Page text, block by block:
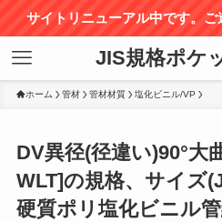
サイトリニューアル中です。ご
JIS規格ポケ
ホーム 管材 管材材質 塩化ビニル/VP
DV異径(径違い)90°大
WLT]の規格、サイズ
硬質ポリ塩化ビニル